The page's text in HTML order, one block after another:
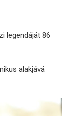
legendáját 86
alakjává